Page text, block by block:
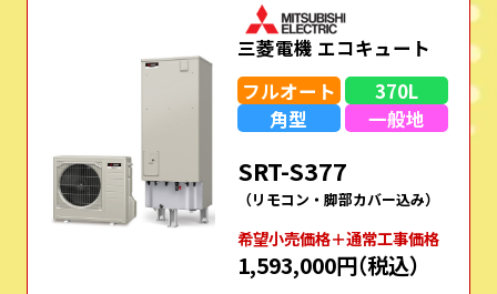
三菱電機 エコキュート
フルオート
370L
角型
一般地
SRT-S377
（リモコン・脚部カバー込み）
希望⼩売価格＋通常⼯事価格
1,593,000円（税込）